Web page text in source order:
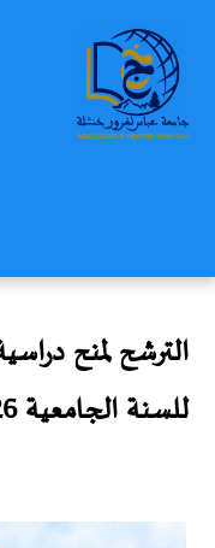
الترشح لمنح
للسنة الجامعية 2026-2027